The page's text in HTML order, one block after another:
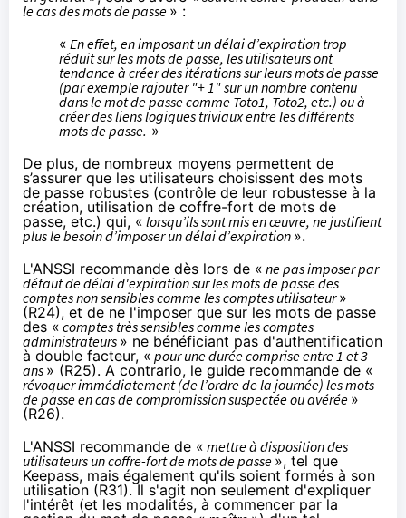
le cas des mots de passe » :
« En effet, en imposant un délai d’expiration trop
réduit sur les mots de passe, les utilisateurs ont
tendance à créer des itérations sur leurs mots de passe
(par exemple rajouter "+ 1" sur un nombre contenu
dans le mot de passe comme Toto1, Toto2, etc.) ou à
créer des liens logiques triviaux entre les différents
mots de passe. »
De plus, de nombreux moyens permettent de
s’assurer que les utilisateurs choisissent des mots
de passe robustes (contrôle de leur robustesse à la
création, utilisation de coffre-fort de mots de
passe, etc.) qui, « lorsqu’ils sont mis en œuvre, ne justifient
plus le besoin d’imposer un délai d’expiration ».
L'ANSSI recommande dès lors de « ne pas imposer par
défaut de délai d'expiration sur les mots de passe des
comptes non sensibles comme les comptes utilisateur»
(R24), et de ne l'imposer que sur les mots de passe
des « comptes très sensibles comme les comptes
administrateurs » ne bénéficiant pas d'authentification
à double facteur, « pour une durée comprise entre 1 et 3
ans » (R25). A contrario, le guide recommande de «
révoquer immédiatement (de l’ordre de la journée) les mots
de passe en cas de compromission suspectée ou avérée »
(R26).
L'ANSSI recommande de « mettre à disposition des
utilisateurs un coffre-fort de mots de passe », tel que
Keepass, mais également qu'ils soient formés à son
utilisation (R31). Il s'agit non seulement d'expliquer
l'intérêt (et les modalités, à commencer par la